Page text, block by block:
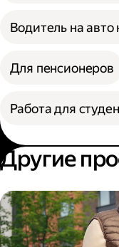
Водитель на
Для пенсионеров
Работа для
Другие